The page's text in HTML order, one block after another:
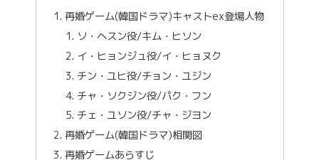
再婚ゲーム(韓国ドラマ)キャストex登場人物
ソ・ヘスン役/キム・ヒソン
イ・ヒョンジュ役/イ・ヒョヌク
チン・ユヒ役/チョン・ユジン
チャ・ソクジン役/パク・フン
チェ・ユソン役/チャ・ジヨン
再婚ゲーム(韓国ドラマ)相関図
再婚ゲームあらすじ